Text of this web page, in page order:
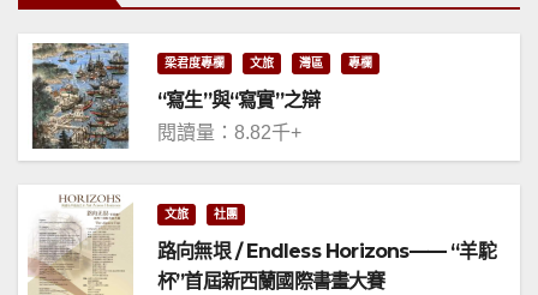
梁君度專欄 文旅 灣區 專欄
“寫生”與“寫實”之辯
閱讀量：8.82千+
文旅 社團
路向無垠 / Endless Horizons—— “羊駝
杯”首屆新西蘭國際書畫大賽